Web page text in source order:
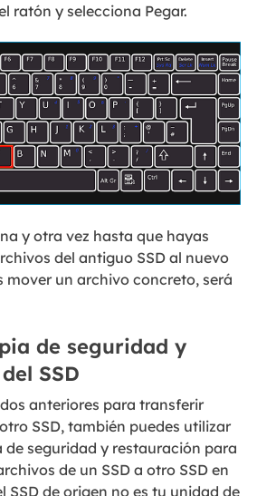
ratón y selecciona Pegar.
y otra vez hasta que hayas
del antiguo SSD al nuevo
mover un archivo concreto, será
de seguridad y
SSD
anteriores para transferir
SSD, también puedes utilizar
de seguridad y restauración para
de un SSD a otro SSD en
SSD de origen no es tu unidad de